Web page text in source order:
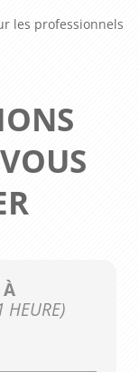
les professionnels
HEURE)